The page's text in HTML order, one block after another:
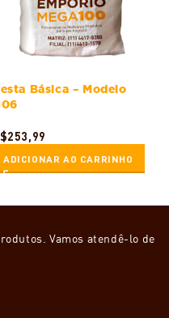
Básica – Modelo
253,99
ADICIONAR AO CARRINHO
Vamos atendê-lo de